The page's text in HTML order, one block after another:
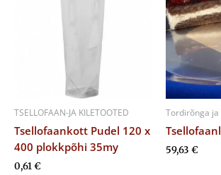
TSELLOFAAN-JA KILETOOTED
Tsellofaankott Pudel 120 x
400 plokkpõhi 35my
0,61€
Tordirõnga
59,63 €